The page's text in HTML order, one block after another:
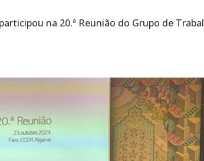
na 20.ª Reunião do Grupo de